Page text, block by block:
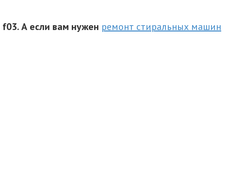
f03. А если вам нужен ремонт стиральных машин